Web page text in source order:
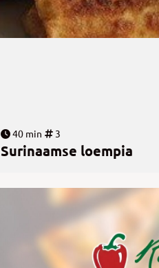
40 min 3
Surinaamse loempia